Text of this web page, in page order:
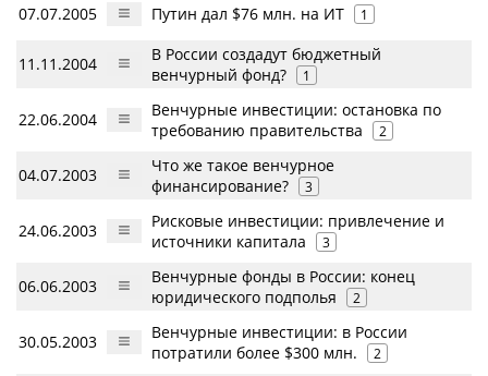
07.07.2005 Путин дал $76 млн. на ИТ 1
11.11.2004
В России создадут бюджетный
венчурный фонд?
1
22.06.2004
Венчурные инвестиции: остановка по
требованию правительства
2
04.07.2003
Что же такое венчурное
финансирование?
3
24.06.2003
Рисковые инвестиции: привлечение и
источники капитала
3
06.06.2003
Венчурные фонды в России: конец
юридического подполья
2
30.05.2003
Венчурные инвестиции: в России
потратили более $300 млн.
2